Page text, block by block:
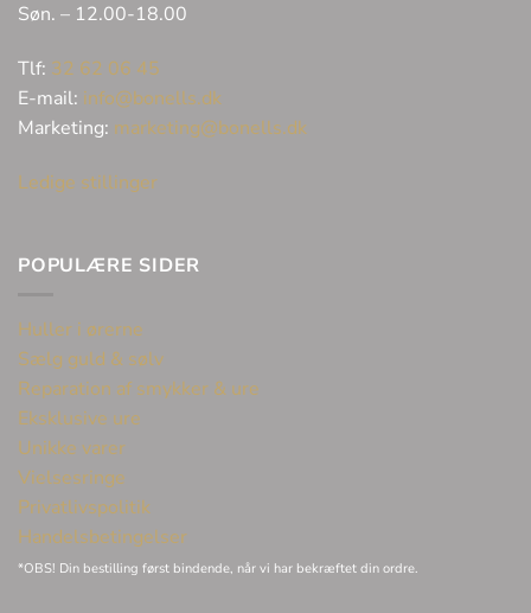
Søn. – 12.00-18.00
Tlf: 32 62 06 45
E-mail: info@bonells.dk
Marketing: marketing@bonells.dk
Ledige stillinger
POPULÆRE SIDER
Huller i ørerne
Sælg guld & sølv
Reparation af smykker & ure
Eksklusive ure
Unikke varer
Vielsesringe
Privatlivspolitik
Handelsbetingelser
*OBS! Din bestilling først bindende, når vi har bekræftet din ordre.